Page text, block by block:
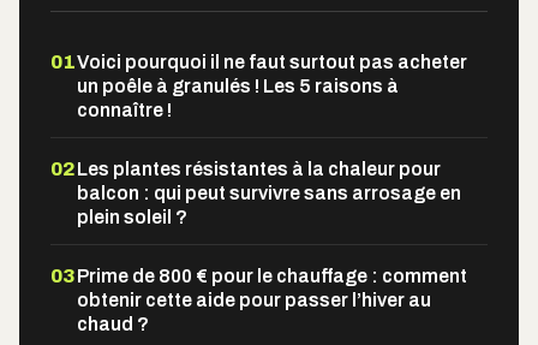
01Voici pourquoi il ne faut surtout pas acheter
un poêle à granulés ! Les 5 raisons à
connaître !
02Les plantes résistantes à la chaleur pour
balcon : qui peut survivre sans arrosage en
plein soleil ?
03Prime de 800 € pour le chauffage : comment
obtenir cette aide pour passer l’hiver au
chaud ?